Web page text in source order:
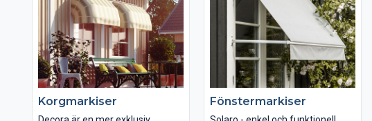
Korgmarkiser Fönstermarkiser